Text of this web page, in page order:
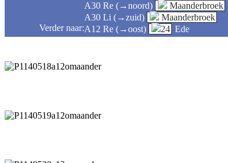
A30 Re (→noord)
Maanderbroek
A30 Li (→zuid)
Maanderbroek
Verder naar:A12 Re (→oost) 24 Ede